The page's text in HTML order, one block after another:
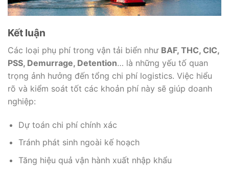
Kết luận
Các loại phụ phí trong vận tải biển như BAF, THC, CIC,
PSS, Demurrage, Detention… là những yếu tố quan
trọng ảnh hưởng đến tổng chi phí logistics. Việc hiểu
rõ và kiểm soát tốt các khoản phí này sẽ giúp doanh
nghiệp:
Dự toán chi phí chính xác
Tránh phát sinh ngoài kế hoạch
Tăng hiệu quả vận hành xuất nhập khẩu